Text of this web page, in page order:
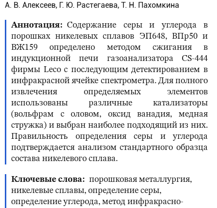
А. В. Алексеев, Г. Ю. Растегаева, Т. Н. Пахомкина
Аннотация
Содержание серы и углерода в
порошках никелевых сплавов ЭП648, ВПр50 и
ВЖ159 определено методом сжигания в
индукционной печи газоанализатора CS-444
фирмы Leco с последующим детектированием в
инфракрасной ячейке спектрометра. Для полного
извлечения определяемых элементов
использованы различные катализаторы
(вольфрам с оловом, оксид ванадия, медная
стружка) и выбран наиболее подходящий из них.
Правильность определения серы и углерода
подтверждается анализом стандартного образца
состава никелевого сплава.
Ключевые слова
порошковая металлургия,
никелевые сплавы, определение серы,
определение углерода, метод инфракрасно-